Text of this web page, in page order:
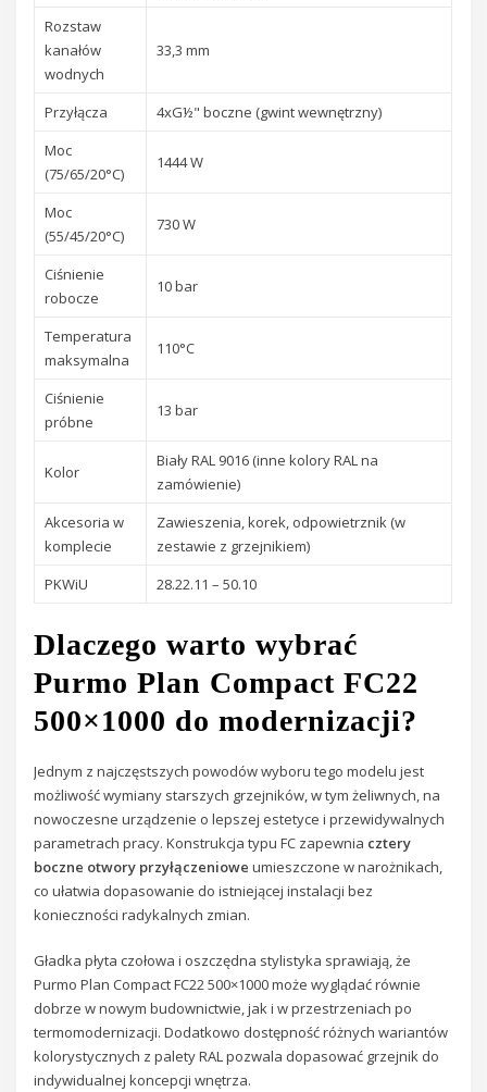
Rozstaw
kanałów
wodnych
33,3 mm
Przyłącza
4xG½" boczne (gwint wewnętrzny)
Moc
(75/65/20°C)
1444 W
Moc
(55/45/20°C)
730 W
Ciśnienie
robocze
10 bar
Temperatura
maksymalna
110°C
Ciśnienie
próbne
13 bar
Kolor
Biały RAL 9016 (inne kolory RAL na
zamówienie)
Akcesoria w
komplecie
Zawieszenia, korek, odpowietrznik (w
zestawie z grzejnikiem)
PKWiU
28.22.11 – 50.10
Dlaczego warto wybrać
Purmo Plan Compact FC22
500×1000 do modernizacji?
Jednym z najczęstszych powodów wyboru tego modelu jest
możliwość wymiany starszych grzejników, w tym żeliwnych, na
nowoczesne urządzenie o lepszej estetyce i przewidywalnych
parametrach pracy. Konstrukcja typu FC zapewnia cztery
boczne otwory przyłączeniowe umieszczone w narożnikach,
co ułatwia dopasowanie do istniejącej instalacji bez
konieczności radykalnych zmian.
Gładka płyta czołowa i oszczędna stylistyka sprawiają, że
Purmo Plan Compact FC22 500×1000 może wyglądać równie
dobrze w nowym budownictwie, jak i w przestrzeniach po
termomodernizacji. Dodatkowo dostępność różnych wariantów
kolorystycznych z palety RAL pozwala dopasować grzejnik do
indywidualnej koncepcji wnętrza.